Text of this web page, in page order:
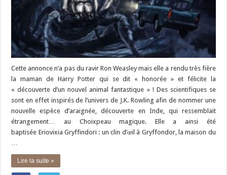
Cette annonce n’a pas du ravir Ron Weasley mais elle a rendu très fière
la maman de Harry Potter qui se dit « honorée » et félicite la
« découverte d’un nouvel animal fantastique » ! Des scientifiques se
sont en effet inspirés de l’univers de J.K. Rowling afin de nommer une
nouvelle espèce d’araignée, découverte en Inde, qui ressemblait
étrangement… au Choixpeau magique. Elle a ainsi été
baptisée Eriovixia Gryffindori : un clin d’œil à Gryffondor, la maison du
…
Lire la suite »